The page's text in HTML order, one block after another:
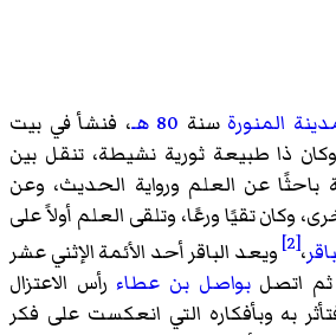
المنورة سنة 80 هـ
، فنشأ في بيت
وكان ذا طبيعة ثورية نشيطة، تنقل بين
باحثًا عن العلم ورواية الحديث، وعن
وكان تقيًا ورعًا، وتلقى العلم أولاً على
،[2]
ويعد الباقر أحد الأئمة الإثني عشر
ثم اتصلبواصل بن عطاء رأس الاعتزال
به وبأفكاره التي انعكست على فكر